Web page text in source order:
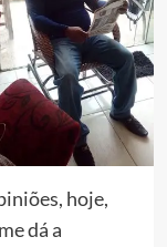
hoje,
dá a